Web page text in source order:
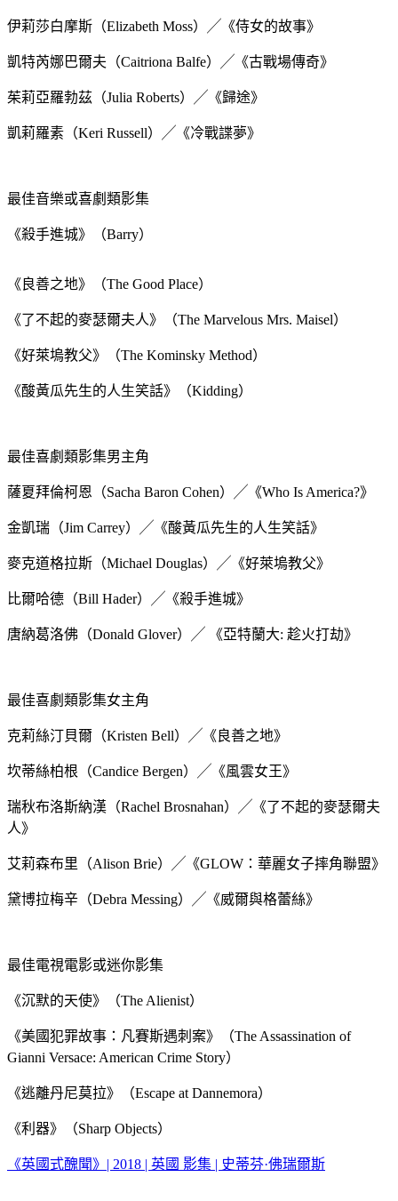
伊莉莎白摩斯（Elizabeth Moss）╱《侍女的故事》
凱特芮娜巴爾夫（Caitriona Balfe）╱《古戰場傳奇》
茱莉亞羅勃茲（Julia Roberts）╱《歸途》
凱莉羅素（Keri Russell）╱《冷戰諜夢》
最佳音樂或喜劇類影集
《殺手進城》（Barry）
《良善之地》（The Good Place）
《了不起的麥瑟爾夫人》（The Marvelous Mrs. Maisel）
《好萊塢教父》（The Kominsky Method）
《酸黃瓜先生的人生笑話》（Kidding）
最佳喜劇類影集男主角
薩夏拜倫柯恩（Sacha Baron Cohen）╱《Who Is America?》
金凱瑞（Jim Carrey）╱《酸黃瓜先生的人生笑話》
麥克道格拉斯（Michael Douglas）╱《好萊塢教父》
比爾哈德（Bill Hader）╱《殺手進城》
唐納葛洛佛（Donald Glover）╱ 《亞特蘭大: 趁火打劫》
最佳喜劇類影集女主角
克莉絲汀貝爾（Kristen Bell）╱《良善之地》
坎蒂絲柏根（Candice Bergen）╱《風雲女王》
瑞秋布洛斯納漢（Rachel Brosnahan）╱《了不起的麥瑟爾夫
人》
艾莉森布里（Alison Brie）╱《GLOW：華麗女子摔角聯盟》
黛博拉梅辛（Debra Messing）╱《威爾與格蕾絲》
最佳電視電影或迷你影集
《沉默的天使》（The Alienist）
《美國犯罪故事：凡賽斯遇刺案》（The Assassination of
Gianni Versace: American Crime Story）
《逃離丹尼莫拉》（Escape at Dannemora）
《利器》（Sharp Objects）
《英國式醜聞》| 2018 | 英國 影集 | 史蒂芬·佛瑞爾斯